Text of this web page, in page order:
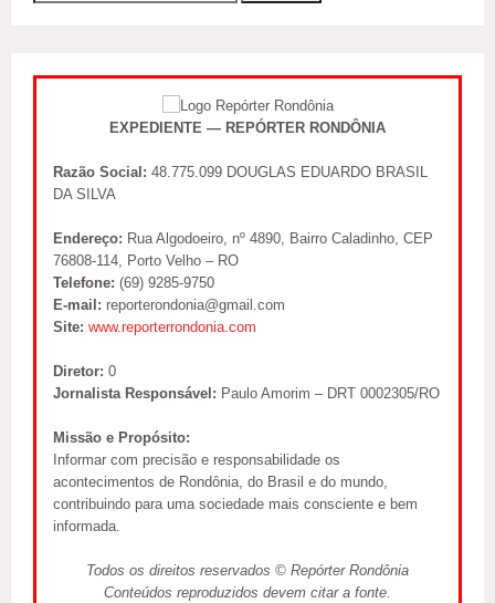
EXPEDIENTE — REPÓRTER RONDÔNIA
Razão Social: 48.775.099 DOUGLAS EDUARDO BRASIL
DA SILVA
Endereço: Rua Algodoeiro, nº 4890, Bairro Caladinho, CEP
76808-114, Porto Velho – RO
Telefone: (69) 9285-9750
E-mail: reporterondonia@gmail.com
Site: www.reporterrondonia.com
Diretor: 0
Jornalista Responsável: Paulo Amorim – DRT 0002305/RO
Missão e Propósito:
Informar com precisão e responsabilidade os
acontecimentos de Rondônia, do Brasil e do mundo,
contribuindo para uma sociedade mais consciente e bem
informada.
Todos os direitos reservados © Repórter Rondônia
Conteúdos reproduzidos devem citar a fonte.